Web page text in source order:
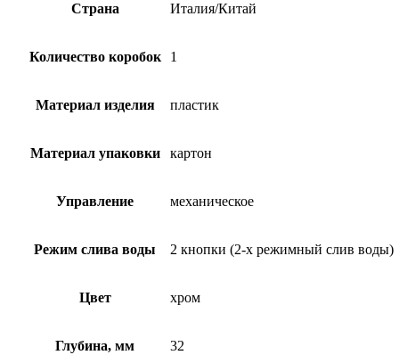
Страна Италия/Китай
Количество коробок 1
Материал изделия пластик
Материал упаковки картон
Управление механическое
Режим слива воды 2 кнопки (2-х режимный слив воды)
Цвет хром
Глубина, мм 32